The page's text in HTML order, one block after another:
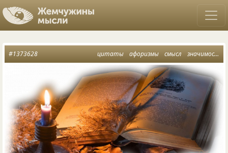
цитаты афоризмы смысл значимость
#1373628